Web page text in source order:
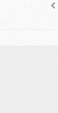
282